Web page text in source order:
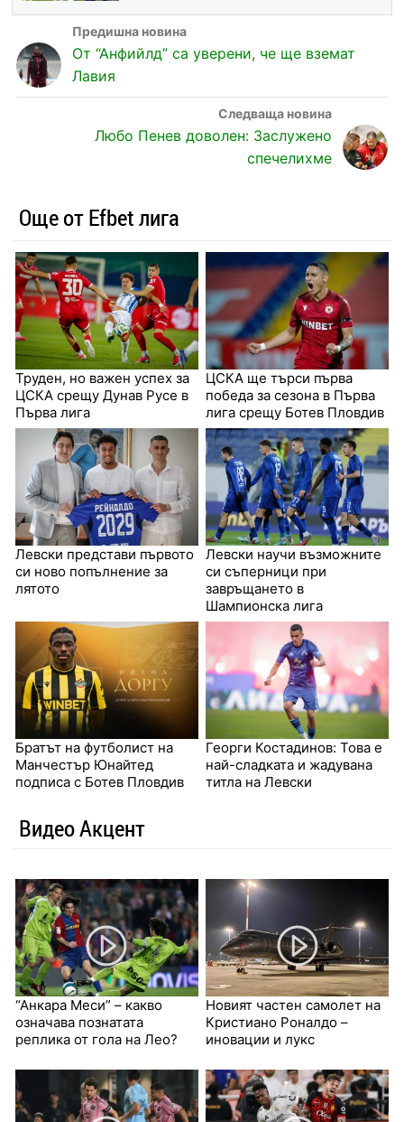
От “Анфийлд” са уверени, че ще вземат
Лавия
Любо Пенев доволен: Заслужено
спечелихме
Още от Efbet лига
Труден, но важен успех за
ЦСКА срещу Дунав Русе в
Първа лига
ЦСКА ще търси първа
победа за сезона в Първа
лига срещу Ботев Пловдив
Левски представи първото
си ново попълнение за
лятото
Левски научи възможните
си съперници при
завръщането в
Шампионска лига
Братът на футболист на
Манчестър Юнайтед
подписа с Ботев Пловдив
Георги Костадинов: Това е
най-сладката и жадувана
титла на Левски
Видео Акцент
“Анкара Меси” – какво
означава познатата
реплика от гола на Лео?
Новият частен самолет на
Кристиано Роналдо –
иновации и лукс